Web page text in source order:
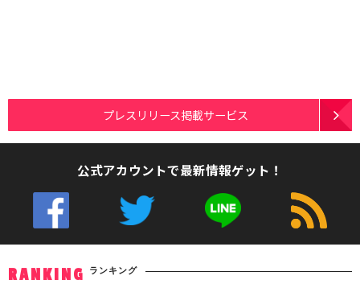
プレスリリース掲載サービス
公式アカウントで最新情報ゲット！
RANKING ランキング